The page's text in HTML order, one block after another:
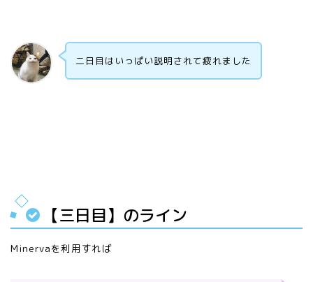
二日目はいっぱい説明されて疲れました
【三日目】のライン
Minervaを利用すれば